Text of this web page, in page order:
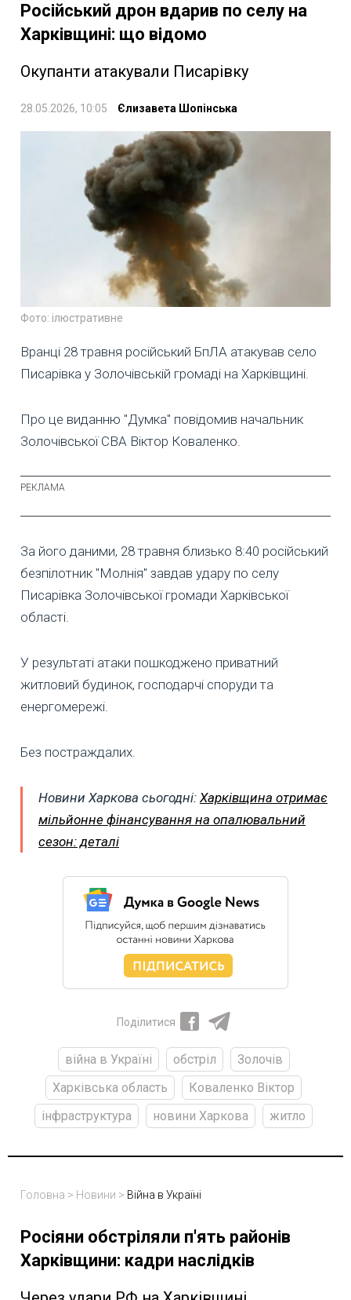
Російський дрон вдарив по селу на
Харківщині: що відомо
Окупанти атакували Писарівку
28.05.2026, 10:05 Єлизавета Шопінська
Фото: ілюстративне
Вранці 28 травня російський БпЛА атакував село
Писарівка у Золочівській громаді на Харківщині.
Про це виданню "Думка" повідомив начальник
Золочівської СВА Віктор Коваленко.
За його даними, 28 травня близько 8:40 російський
безпілотник "Молнія" завдав удару по селу
Писарівка Золочівської громади Харківської
області.
У результаті атаки пошкоджено приватний
житловий будинок, господарчі споруди та
енергомережі.
Без постраждалих.
Новини Харкова сьогодні: Харківщина отримає
мільйонне фінансування на опалювальний
сезон: деталі
Поділитися
війна в Україні обстріл
Золочів
Харківська область
Коваленко Віктор
інфраструктура
новини Харкова житло
Головна > Новини > Війна в Україні
Росіяни обстріляли п'ять районів
Харківщини: кадри наслідків